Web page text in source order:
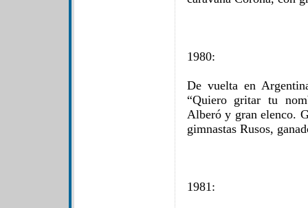
1980:
De vuelta en
“Quiero gritar tu
Alberó y gran elenco.
gimnastas Rusos,
1981: